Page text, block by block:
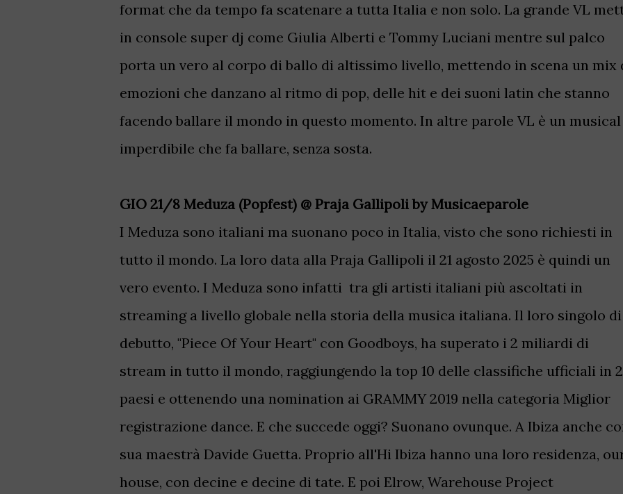
format che da tempo fa scatenare a tutta Italia e non solo. La grande VL
in console super dj come Giulia Alberti e Tommy Luciani mentre sul palco
porta un vero al corpo di ballo di altissimo livello, mettendo in scena un mix
emozioni che danzano al ritmo di pop, delle hit e dei suoni latin che stanno
facendo ballare il mondo in questo momento. In altre parole VL è un musical
imperdibile che fa ballare, senza sosta.
GIO 21/8 Meduza (Popfest) @ Praja Gallipoli by Musicaeparole
I Meduza sono italiani ma suonano poco in Italia, visto che sono richiesti in
tutto il mondo. La loro data alla Praja Gallipoli il 21 agosto 2025 è quindi un
vero evento. I Meduza sono infatti tra gli artisti italiani più ascoltati in
streaming a livello globale nella storia della musica italiana. Il loro singolo di
debutto, "Piece Of Your Heart" con Goodboys, ha superato i 2 miliardi di
stream in tutto il mondo, raggiungendo la top 10 delle classifiche ufficiali in
paesi e ottenendo una nomination ai GRAMMY 2019 nella categoria Miglior
registrazione dance. E che succede oggi? Suonano ovunque. A Ibiza anche
sua maestrà Davide Guetta. Proprio all'Hi Ibiza hanno una loro residenza,
house, con decine e decine di tate. E poi Elrow, Warehouse Project